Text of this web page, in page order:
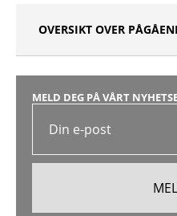
OVERSIKT OVER
MELD DEG PÅ VÅRT